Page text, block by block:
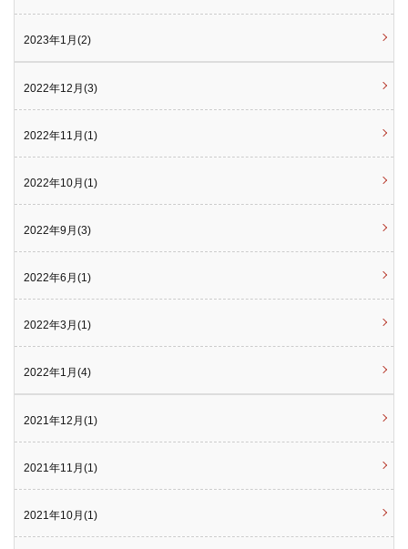
2023年1月(2)
2022年12月(3)
2022年11月(1)
2022年10月(1)
2022年9月(3)
2022年6月(1)
2022年3月(1)
2022年1月(4)
2021年12月(1)
2021年11月(1)
2021年10月(1)